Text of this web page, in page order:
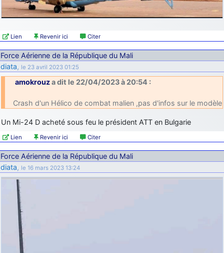
d9pouces: cette fois, c'est le Brésil et Singapour qui mettent le site
par terre
jericho : Ah ben je peux te confirmer que j'étais resté dans le filtre…
d9pouces: Désolé ! Mon filtrage a été un peu trop violent
manifestement
tout voir
Lien Revenir ici Citer
Force Aérienne de la République du Mali
diata, le 23 avril 2023 01:25
amokrouza dit le 22/04/2023 à 20:54 :
Crash d'un Hélico de combat malien ,pas d'infos sur le modèle
Un Mi-24 D acheté sous feu le président ATT en Bulgarie
Lien Revenir ici Citer
Force Aérienne de la République du Mali
diata, le 16 mars 2023 13:24